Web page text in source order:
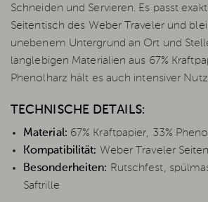
Schneiden und Servieren. Es passt
Seitentisch des Weber Traveler und
unebenem Untergrund an Ort und
langlebigen Materialien aus 67%
Phenolharz hält es auch intensiver
TECHNISCHE DETAILS:
Material: 67% Kraftpapier, 33%
Kompatibilität: Weber Traveler
Besonderheiten: Rutschfest,
Saftrille